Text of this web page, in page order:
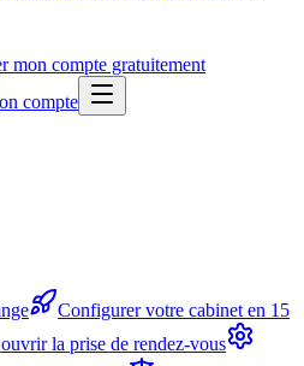
mon compte gratuitement
compte
Configurer votre cabinet en 15
la prise de rendez-vous